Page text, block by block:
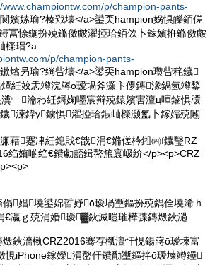
www.championtw.com/p/champion-pants-
嬪嫊瑜?榛戣壊</a>鍙奀hampion娲惧皪銆傞
冨悇鍦扮殑鏅傚皻濯掗珨銆佽卜鎵嬪拰鏅傚皻
檪瑁?a
p/champion-pants-
熻叧瑜?绱呰壊</a>鍙奀hampion瓒呰秺鐬
紝姣忎竴浣嶈ō瑷堝斧灏卞儚鏄湪鍋氫竴鍫
﹂瀹わ紝鎶婅嚜宸辩殑鎱嬪害澶ц喗鏀惧叆
湅鍏у鐪惧濯掗珨鍜屾檪灏氳卜鎵嬬殑闂
藉蹇冿紝鎴戝€戠涓€鏅傞枔鎺㈣í鐬瑿RZ
绉嬪啲绉€鐨勮嚭鍓嶅箷寰岋紒</p><p>CRZ
娼墝鍙婂晢妤ō瑷堝壍鏂扮殑鍝佺墝浠ｈ
€瀛ｇ殑涓婚瑷▓鈥滅暟璀樺弽鏄燬鈥濄
鈥濇槸CRZ2016骞存槬澶忓悓鍚嶈ō瑷堜富
悓iPhone鎵嬫涓嶅仠鐨勫壍鏂拌ō瑷堜竴鑸